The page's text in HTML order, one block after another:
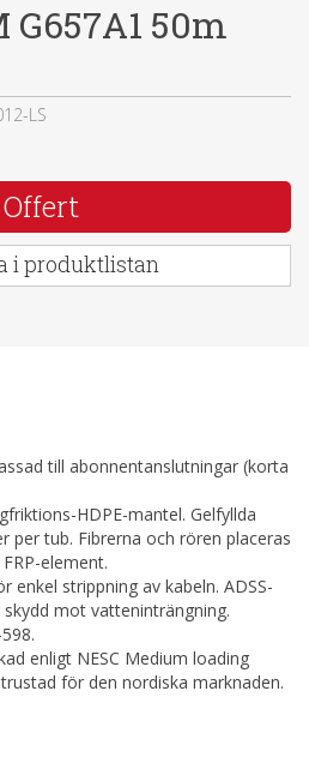
G657A1 50m
LS
Offert
i produktlistan
till abonnentanslutningar (korta
HDPE-mantel. Gelfyllda
per tub. Fibrerna och rören placeras
element.
enkel strippning av kabeln. ADSS-
mot vatteninträngning.
enligt NESC Medium loading
för den nordiska marknaden.